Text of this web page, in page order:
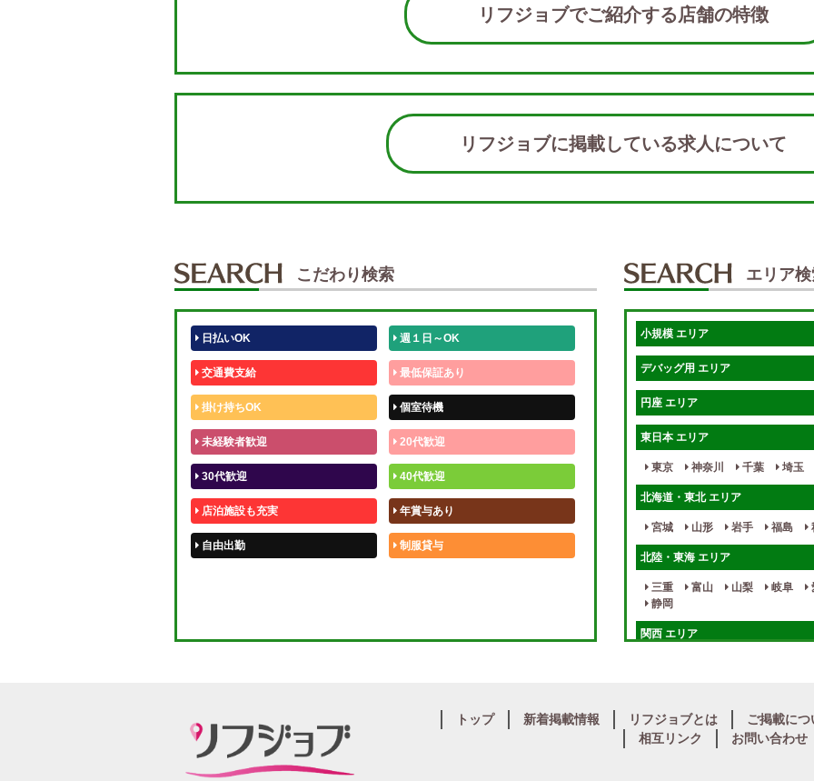
リフジョブでご紹介する店舗の特徴
リフジョブに掲載している求人につい
こだわり検索
日払いOK 週１日～OK
交通費支給 最低保証あり
掛け持ちOK 個室待機
未経験者歓迎 20代歓迎
30代歓迎 40代歓迎
店泊施設も充実 年賞与あり
自由出勤 制服貸与
宿泊相談可
エリア
小規模 エリア
デバッグ用 エリア
円座 エリア
東日本 エリア
東京 神奈川 千葉 埼玉
北海道・東北 エリア
宮城 山形 岩手 福島
北陸・東海 エリア
三重 富山 山梨 岐阜
静岡
関西 エリア
大分 福岡 佐賀 長崎
トップ 新着掲載情報 リフジョブとは
ご掲載につ
相互リンク
お問い合わせ